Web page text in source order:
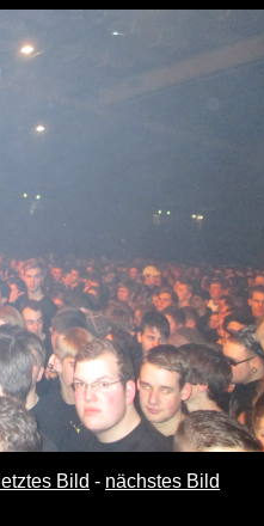
letztes Bild - nächstes Bild